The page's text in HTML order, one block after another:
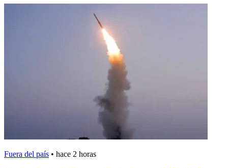
Fuera del país • hace 2 horas